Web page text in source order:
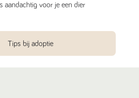
aandachtig voor je een dier
Tips bij adoptie